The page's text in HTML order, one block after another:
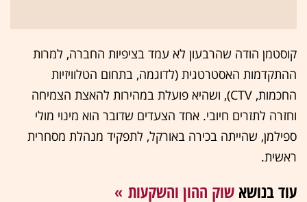
קוסטמן הודה שהרבעון לא עמד בציפיות החברה, למרות
ההתקדמות האסטרטגית (לדוגמה, בתחום הטלוויזיות
החכמות, CTV), ושהיא פועלת במהירות להאצת הצמיחה
וחזרה לתזרים חיובי. אחד הצעדים שדובר הוא מינוי מולי
ספילמן, שהייתה בכירה באורקל, לתפקיד מנהלת מסחרית
ראשית.
עוד בנושא שוק ההון והשקעות